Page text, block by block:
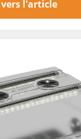
vers l'article